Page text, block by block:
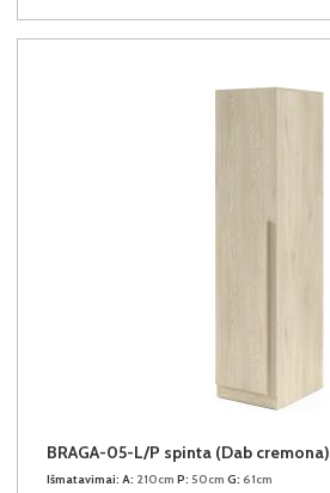
BRAGA-05-L/P spinta (Dab cremona)
Išmatavimai: A: 210cm P: 50cm G: 61cm